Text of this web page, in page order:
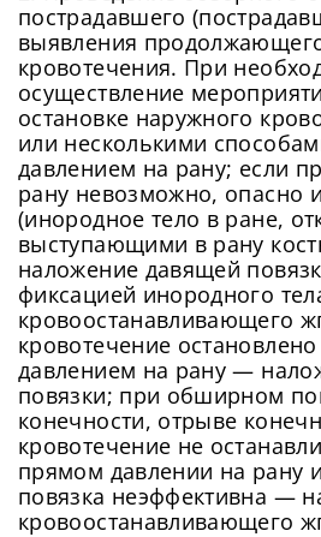
пострадавшего
выявления
кровотечения. При
осуществление
остановке наружного
или несколькими
давлением на рану; если
рану невозможно, опасно
(инородное тело в ране,
выступающими в рану
наложение давящей
фиксацией инородного
кровоостанавливающего
кровотечение
давлением на рану —
повязки; при обширном
конечности, отрыве
кровотечение не
прямом давлении на рану
повязка неэффективна —
кровоостанавливающего